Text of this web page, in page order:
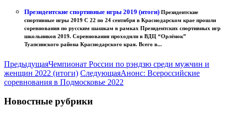
Президентские спортивные игры 2019 (итоги) Президентские
спортивные игры 2019 С 22 по 24 сентября в Краснодарском крае прошли
соревнования по русским шашкам в рамках Президентских спортивных игр
школьников 2019. Соревнования проходили в ВДЦ “Орлёнок”
Туапсинского района Краснодарского края. Всего в...
ПредыдущаяЧемпионат России по рэндзю среди мужчин и
женщин 2022 (итоги) СледующаяАнонс: Всероссийские
соревнования в Подмосковье 2022
Новостные рубрики